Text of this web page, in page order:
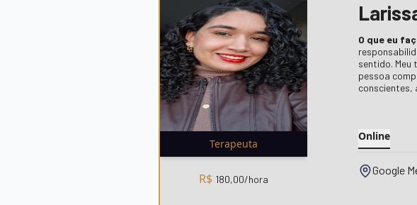
Terapeuta
R$ 180,00/hora
O que eu
sentido. Meu
pessoa
conscientes,
Online
Google